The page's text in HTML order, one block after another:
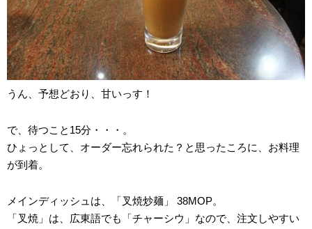
うん、予想どおり、甘いっす！
で、待つこと15分・・・。
ひょっとして、オーダー忘れられた？と思ったころに、お料理
が到着。
メインディッシュは、「叉焼炒麺」 38MOP。
「叉焼」は、広東語でも「チャーシウ」なので、注文しやすい